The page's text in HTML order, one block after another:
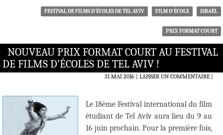
FESTIVAL DE FILMS D'ÉCOLES DE TEL AVIV FILM D'ÉCOLE ISRAËL
PRIX FORMAT COURT
NOUVEAU PRIX FORMAT COURT AU FESTIVAL
DE FILMS D’ÉCOLES DE TEL AVIV !
31 MAI 2016 LAISSER UN COMMENTAIRE|
Le 18ème Festival international du film
étudiant de Tel Aviv aura lieu du 9 au
16 juin prochain. Pour la première fois,